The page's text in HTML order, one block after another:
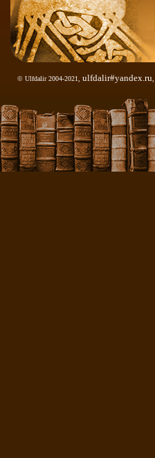
© Ulfdalir 2004-2021, ulfdalir#yandex.ru